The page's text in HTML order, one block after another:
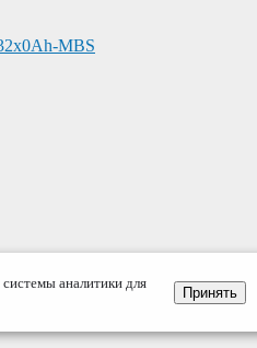
MBS
системы аналитики для
Принять